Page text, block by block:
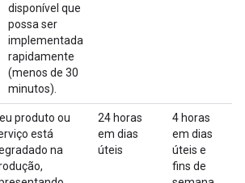
disponível que
possa ser
implementada
rapidamente
(menos de 30
minutos).
produto ou
está
na
24 horas
em dias
úteis
4 horas
em dias
úteis e
fins de